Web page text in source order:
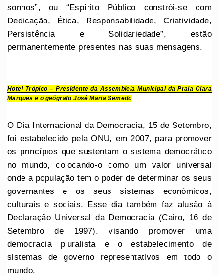
sonhos”, ou “Espírito Público constrói-se com
Dedicação, Ética, Responsabilidade, Criatividade,
Persistência e Solidariedade”, estão
permanentemente presentes nas suas mensagens.
Hotel Trópico – Presidente da Assembleia Municipal da Praia Clara
Marques e o geógrafo José Maria Semedo
O Dia Internacional da Democracia, 15 de Setembro,
foi estabelecido pela ONU, em 2007, para promover
os princípios que sustentam o sistema democrático
no mundo, colocando-o como um valor universal
onde a população tem o poder de determinar os seus
governantes e os seus sistemas económicos,
culturais e sociais. Esse dia também faz alusão à
Declaração Universal da Democracia (Cairo, 16 de
Setembro de 1997), visando promover uma
democracia pluralista e o estabelecimento de
sistemas de governo representativos em todo o
mundo.